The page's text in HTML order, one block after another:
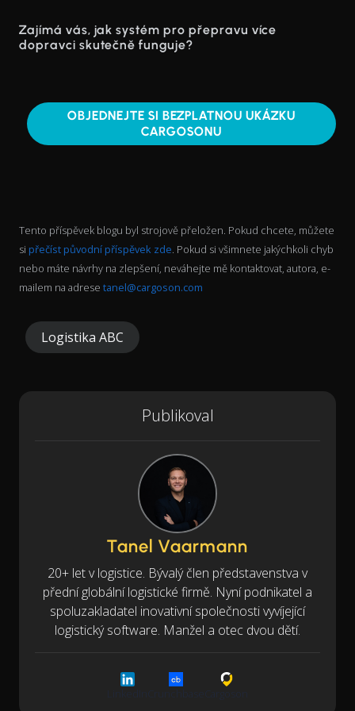
Zajímá vás, jak systém pro přepravu více
dopravci skutečně funguje?
OBJEDNEJTE SI BEZPLATNOU UKÁZKU
CARGOSONU
Tento příspěvek blogu byl strojově přeložen. Pokud chcete, můžete
si přečíst původní příspěvek zde. Pokud si všimnete jakýchkoli chyb
nebo máte návrhy na zlepšení, neváhejte mě kontaktovat, autora, e-
mailem na adrese tanel@cargoson.com
Logistika ABC
Publikoval
Tanel Vaarmann
20+ let v logistice. Bývalý člen představenstva v
přední globální logistické firmě. Nyní podnikatel a
spoluzakladatel inovativní společnosti vyvíjející
logistický software. Manžel a otec dvou dětí.